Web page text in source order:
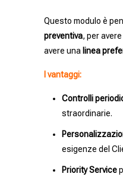
Questo modulo è
preventiva, per avere
avere unalinea
I vantaggi:
Controlli
straordinarie.
esigenze del
Priority Service